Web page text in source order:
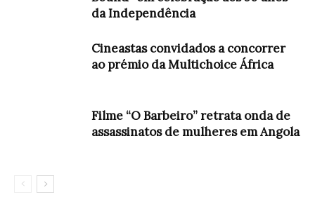
da Independência
Cineastas convidados a concorrer
ao prémio da Multichoice África
Filme “O Barbeiro” retrata onda de
assassinatos de mulheres em Angola